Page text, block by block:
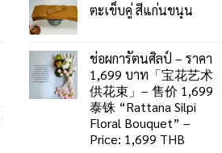
ตะเข็บคู่ สีแก่นขนุน
ช่อผการัตนศิลป์ – ราคา
1,699 บาท「宝花艺术
供花束」– 售价 1,699
泰铢 “Rattana Silpi
Floral Bouquet” –
Price: 1,699 THB